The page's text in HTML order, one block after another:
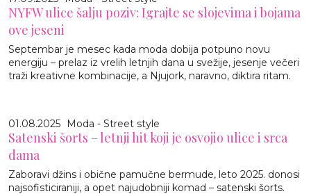
NYFW ulice šalju poziv: Igrajte se slojevima i bojama
ove jeseni
Septembar je mesec kada moda dobija potpuno novu
energiju – prelaz iz vrelih letnjih dana u svežije, jesenje večeri
traži kreativne kombinacije, a Njujork, naravno, diktira ritam.
01.08.2025 Moda - Street style
Satenski šorts – letnji hit koji je osvojio ulice i srca
dama
Zaboravi džins i obične pamučne bermude, leto 2025. donosi
najsofisticiraniji, a opet najudobniji komad – satenski šorts.